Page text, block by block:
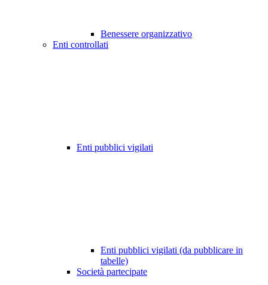
Benessere organizzativo
Enti controllati
Enti pubblici vigilati
Enti pubblici vigilati (da pubblicare in
tabelle)
Società partecipate